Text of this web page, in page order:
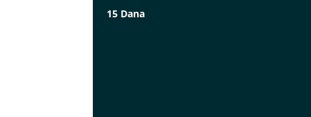
15 Dana